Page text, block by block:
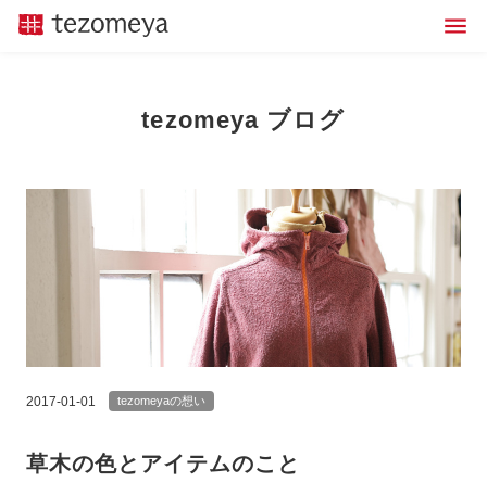
tezomeya ブログ
2017-01-01 tezomeyaの想い
草木の色とアイテムのこと